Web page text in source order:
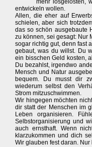
mehr losgelösten,
entwickeln wollen.
Allen, die eher auf
schielen, aber sich
das so schön ausgebaute
zu können, sei gesagt: Nur
sogar richtig gut, denn fast
gebaut, was du willst. Du
ein bisschen Geld kosten,
Du bezahlst, irgendwo
Mensch und Natur
bequem. Du musst dir
wiederum selbst den
Strom mitzuschwimmen.
Wir hingegen möchten
dir statt der Menschen im
Leben organisieren.
Selbstorganisierung und
auch ernsthaft. Wenn
klarzukommen und dich
Wir glauben fest daran.